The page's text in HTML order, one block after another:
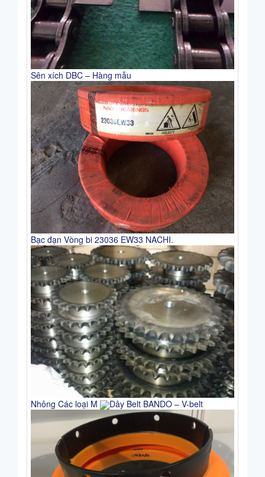
Sên xích DBC – Hàng mẫu
Bạc đạn Vòng bi 23036 EW33 NACHI.
Nhông Các loại M Dây Belt BANDO – V-belt